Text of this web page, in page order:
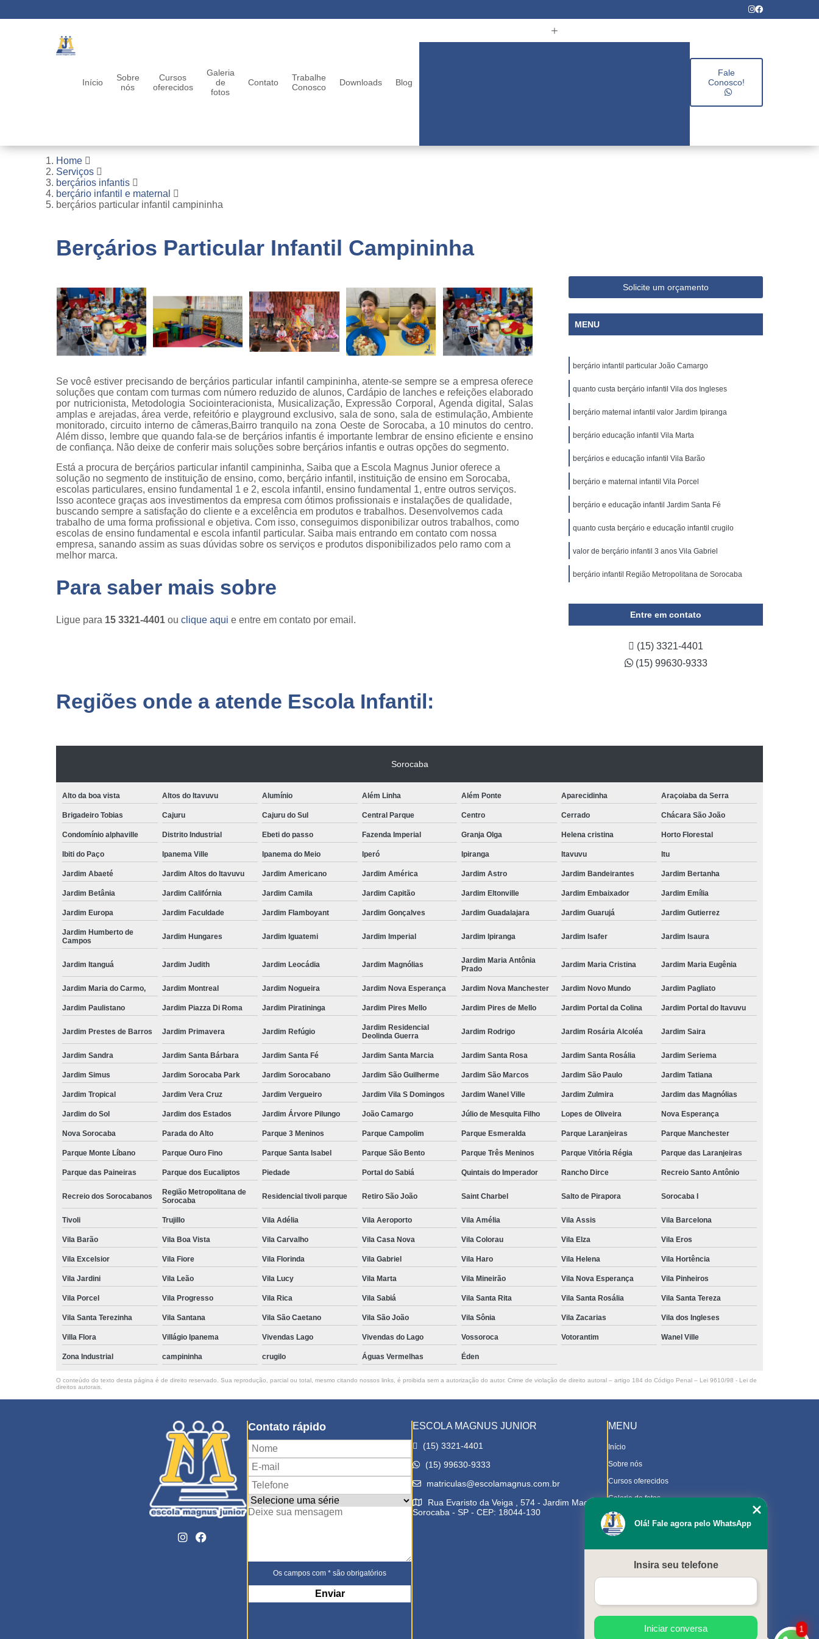
Início
Sobre
nós
Cursos
oferecidos
Galeria
de
fotos
Contato
Trabalhe
Conosco
Downloads Blog
Fale
Conosco!
Home
Serviços
berçários infantis
berçário infantil e maternal
berçários particular infantil campininha
Berçários Particular Infantil Campininha
Se você estiver precisando de berçários particular infantil campininha, atente-se sempre se a empresa oferece
soluções que contam com turmas com número reduzido de alunos, Cardápio de lanches e refeições elaborado
por nutricionista, Metodologia Sociointeracionista, Musicalização, Expressão Corporal, Agenda digital, Salas
amplas e arejadas, área verde, refeitório e playground exclusivo, sala de sono, sala de estimulação, Ambiente
monitorado, circuito interno de câmeras,Bairro tranquilo na zona Oeste de Sorocaba, a 10 minutos do centro.
Além disso, lembre que quando fala-se de berçários infantis é importante lembrar de ensino eficiente e ensino
de confiança. Não deixe de conferir mais soluções sobre berçários infantis e outras opções do segmento.
Está a procura de berçários particular infantil campininha, Saiba que a Escola Magnus Junior oferece a
solução no segmento de instituição de ensino, como, berçário infantil, instituição de ensino em Sorocaba,
escolas particulares, ensino fundamental 1 e 2, escola infantil, ensino fundamental 1, entre outros serviços.
Isso acontece graças aos investimentos da empresa com ótimos profissionais e instalações de qualidade,
buscando sempre a satisfação do cliente e a excelência em produtos e trabalhos. Desenvolvemos cada
trabalho de uma forma profissional e objetiva. Com isso, conseguimos disponibilizar outros trabalhos, como
escolas de ensino fundamental e escola infantil particular. Saiba mais entrando em contato com nossa
empresa, sanando assim as suas dúvidas sobre os serviços e produtos disponibilizados pelo ramo com a
melhor marca.
Para saber mais sobre
Ligue para 15 3321-4401 ou clique aqui e entre em contato por email.
Solicite um orçamento
MENU
berçário infantil particular João Camargo
quanto custa berçário infantil Vila dos Ingleses
berçário maternal infantil valor Jardim Ipiranga
berçário educação infantil Vila Marta
berçários e educação infantil Vila Barão
berçário e maternal infantil Vila Porcel
berçário e educação infantil Jardim Santa Fé
quanto custa berçário e educação infantil crugilo
valor de berçário infantil 3 anos Vila Gabriel
berçário infantil Região Metropolitana de Sorocaba
Entre em contato
(15) 3321-4401
(15) 99630-9333
Regiões onde a atende Escola Infantil:
Sorocaba
Alto da boa vista Altos do Itavuvu Alumínio Além Linha Além Ponte Aparecidinha Araçoiaba da Serra
Brigadeiro Tobias Cajuru Cajuru do Sul Central Parque Centro Cerrado Chácara São João
Condomínio alphaville Distrito Industrial Ebeti do passo Fazenda Imperial Granja Olga Helena cristina Horto Florestal
Ibiti do Paço Ipanema Ville Ipanema do Meio Iperó Ipiranga Itavuvu Itu
Jardim Abaeté Jardim Altos do Itavuvu Jardim Americano Jardim América Jardim Astro Jardim Bandeirantes Jardim Bertanha
Jardim Betânia Jardim Califórnia Jardim Camila Jardim Capitão Jardim Eltonville Jardim Embaixador Jardim Emília
Jardim Europa Jardim Faculdade Jardim Flamboyant Jardim Gonçalves Jardim Guadalajara Jardim Guarujá Jardim Gutierrez
Jardim Humberto de
Campos
Jardim Hungares Jardim Iguatemi Jardim Imperial Jardim Ipiranga Jardim Isafer Jardim Isaura
Jardim Itanguá Jardim Judith Jardim Leocádia Jardim Magnólias
Jardim Maria Antônia
Prado
Jardim Maria Cristina Jardim Maria Eugênia
Jardim Maria do Carmo, Jardim Montreal Jardim Nogueira Jardim Nova Esperança Jardim Nova Manchester Jardim Novo Mundo Jardim Pagliato
Jardim Paulistano Jardim Piazza Di Roma Jardim Piratininga Jardim Pires Mello Jardim Pires de Mello Jardim Portal da Colina Jardim Portal do Itavuvu
Jardim Prestes de Barros Jardim Primavera Jardim Refúgio
Jardim Residencial
Deolinda Guerra
Jardim Rodrigo Jardim Rosária Alcoléa Jardim Saira
Jardim Sandra Jardim Santa Bárbara Jardim Santa Fé Jardim Santa Marcia Jardim Santa Rosa Jardim Santa Rosália Jardim Seriema
Jardim Simus Jardim Sorocaba Park Jardim Sorocabano Jardim São Guilherme Jardim São Marcos Jardim São Paulo Jardim Tatiana
Jardim Tropical Jardim Vera Cruz Jardim Vergueiro Jardim Vila S Domingos Jardim Wanel Ville Jardim Zulmira Jardim das Magnólias
Jardim do Sol Jardim dos Estados Jardim Árvore Pilungo João Camargo Júlio de Mesquita Filho Lopes de Oliveira Nova Esperança
Nova Sorocaba Parada do Alto Parque 3 Meninos Parque Campolim Parque Esmeralda Parque Laranjeiras Parque Manchester
Parque Monte Líbano Parque Ouro Fino Parque Santa Isabel Parque São Bento Parque Três Meninos Parque Vitória Régia Parque das Laranjeiras
Parque das Paineiras Parque dos Eucaliptos Piedade Portal do Sabiá Quintais do Imperador Rancho Dirce Recreio Santo Antônio
Recreio dos Sorocabanos
Região Metropolitana de
Sorocaba
Residencial tivoli parque Retiro São João Saint Charbel Salto de Pirapora Sorocaba I
Tivoli Trujillo Vila Adélia Vila Aeroporto Vila Amélia Vila Assis Vila Barcelona
Vila Barão Vila Boa Vista Vila Carvalho Vila Casa Nova Vila Colorau Vila Elza Vila Eros
Vila Excelsior Vila Fiore Vila Florinda Vila Gabriel Vila Haro Vila Helena Vila Hortência
Vila Jardini Vila Leão Vila Lucy Vila Marta Vila Mineirão Vila Nova Esperança Vila Pinheiros
Vila Porcel Vila Progresso Vila Rica Vila Sabiá Vila Santa Rita Vila Santa Rosália Vila Santa Tereza
Vila Santa Terezinha Vila Santana Vila São Caetano Vila São João Vila Sônia Vila Zacarias Vila dos Ingleses
Villa Flora Villágio Ipanema Vivendas Lago Vivendas do Lago Vossoroca Votorantim Wanel Ville
Zona Industrial campininha crugilo Águas Vermelhas Éden
O conteúdo do texto desta página é de direito reservado. Sua reprodução, parcial ou total, mesmo citando nossos links, é proibida sem a autorização do autor. Crime de violação de direito autoral – artigo 184 do Código Penal – Lei 9610/98 - Lei de
direitos autorais
Contato rápido
Os campos com * são obrigatórios
ESCOLA MAGNUS JUNIOR
(15) 3321-4401
(15) 99630-9333
matriculas@escolamagnus.com.br
Rua Evaristo da Veiga , 574 - Jardim Magnolia
Sorocaba - SP - CEP: 18044-130
MENU
Início
Sobre nós
Cursos oferecidos
Galeria de fotos
Contato
Trabalhe Conosco
Downloads
1
Olá! Fale agora pelo WhatsApp
Insira seu telefone
Iniciar conversa